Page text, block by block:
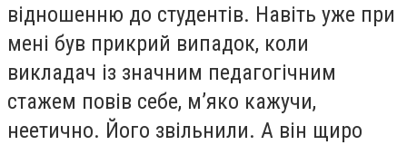
відношенню до студентів. Навіть уже при
мені був прикрий випадок, коли
викладач із значним педагогічним
стажем повів себе, м’яко кажучи,
неетично. Його звільнили. А він щиро